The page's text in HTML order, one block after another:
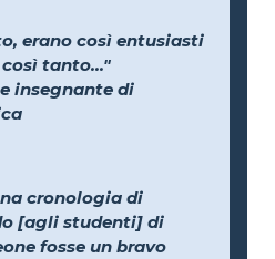
erano così entusiasti
tanto..."
insegnante di
cronologia di
[agli studenti] di
fosse un bravo